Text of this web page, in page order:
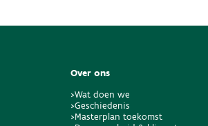
Over ons
>Wat doen we
>Geschiedenis
>Masterplan toekomst